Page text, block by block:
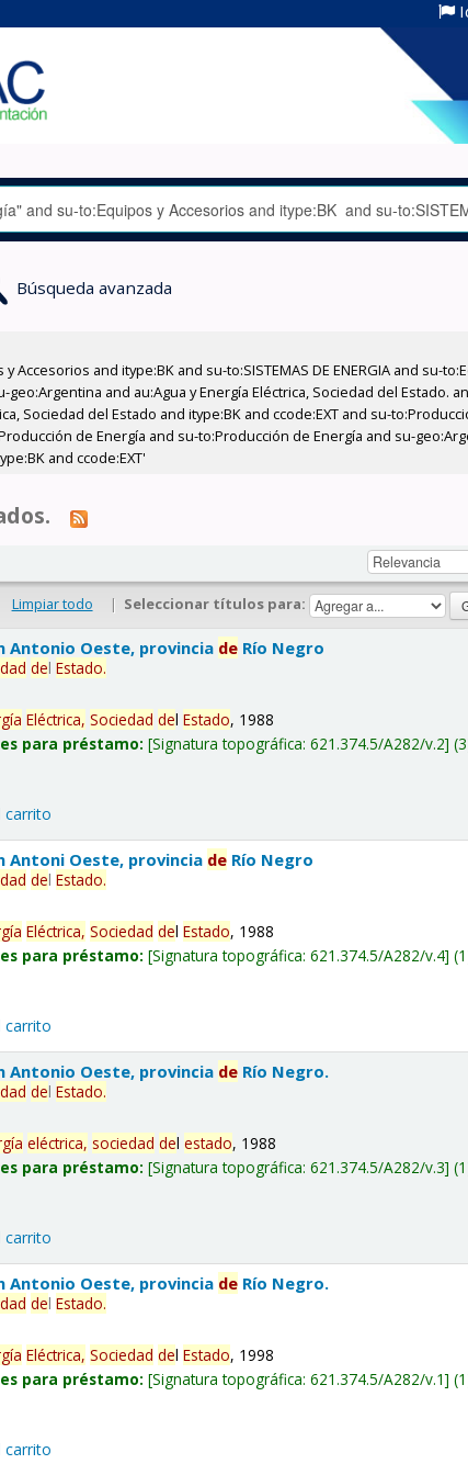
Búsqueda avanzada
and itype:BK and su-to:SISTEMAS DE ENERGIA and su-
and au:Agua y Energía Eléctrica, Sociedad del Estado.
Sociedad del Estado and itype:BK and ccode:EXT and su-
de Energía and su-to:Producción de Energía and su-
and ccode:EXT'
Limpiar todo | Seleccionar títulos para:
Antonio Oeste, provincia de Río Negro
delEstado.
Eléctrica, Sociedad delEstado, 1988
para préstamo: Signatura topográfica:621.374.5/A282/v.2
carrito
Antoni Oeste, provincia de Río Negro
delEstado.
Eléctrica, Sociedad delEstado, 1988
para préstamo: Signatura topográfica:621.374.5/A282/v.4
carrito
Antonio Oeste, provincia de Río Negro.
delEstado.
eléctrica, sociedad delestado, 1988
para préstamo: Signatura topográfica:621.374.5/A282/v.3
carrito
Antonio Oeste, provincia de Río Negro.
delEstado.
Eléctrica, Sociedad delEstado, 1998
para préstamo: Signatura topográfica:621.374.5/A282/v.1
carrito